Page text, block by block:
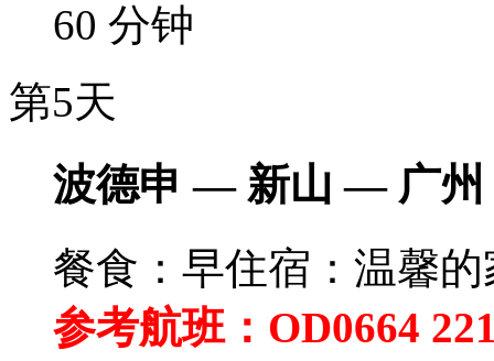
60 分钟
第5天
波德申 — 新山 — 广州
餐食：早住宿：温馨的
参考航班：OD0664